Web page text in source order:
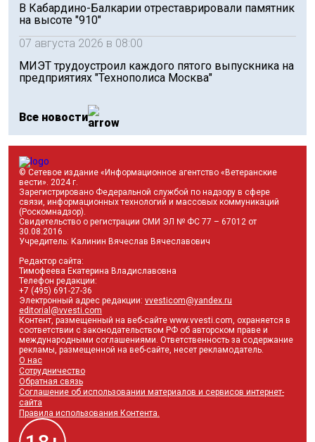
В Кабардино-Балкарии отреставрировали памятник
на высоте "910"
07 августа 2026 в 08:00
МИЭТ трудоустроил каждого пятого выпускника на
предприятиях "Технополиса Москва"
Все новости
© Сетевое издание «Информационное агентство «Ветеранские
вести». 2024 г.
Зарегистрировано Федеральной службой по надзору в сфере
связи, информационных технологий и массовых коммуникаций
(Роскомнадзор).
Свидетельство о регистрации СМИ ЭЛ № ФС 77 – 67012 от
30.08.2016
Учредитель: Калинин Вячеслав Вячеславович
Редактор сайта:
Тимофеева Екатерина Владиславовна
Телефон редакции:
+7 (495) 691-27-36
Электронный адрес редакции: vvesticom@yandex.ru
editorial@vvesti.com
Контент, размещенный на веб-сайте www.vvesti.com, охраняется в
соответствии с законодательством РФ об авторском праве и
международными соглашениями. Ответственность за содержание
рекламы, размещенной на веб-сайте, несет рекламодатель.
О нас
Сотрудничество
Обратная связь
Соглашение об использовании материалов и сервисов интернет-
сайта
Правила использования Контента.
Правилами
использования Контента
использовании материалов и сервисов интернет-
сайта
Политике обработки Персональных данных